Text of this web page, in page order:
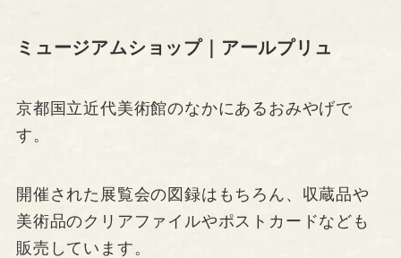
ミュージアムショップ｜アールプリュ
京都国立近代美術館のなかにあるおみやげで
す。
開催された展覧会の図録はもちろん、収蔵品や
美術品のクリアファイルやポストカードなども
販売しています。